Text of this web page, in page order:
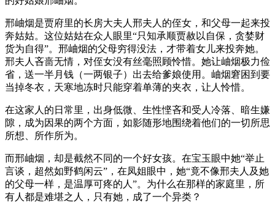
邢岫烟是贾府里的长房大夫人邢夫人的侄女，和父母一起来投
奔姑姑。这位姑姑在众人眼里“只知承顺贾赦以自保，贪婪财
货为自得”。邢岫烟的父母穷得没法，才带着女儿来投奔她。
邢夫人吝啬无情，对侄女没有丝毫照顾怜惜。她让岫烟极力俭
省，送一半月钱（一两银子）出去给爹娘使用。岫烟窘困到要
当掉冬衣，天寒地冻时只能穿着单薄的夹衣，让人怜惜。
在这家人的日常里，出身低微、生性悭吝和受人冷落、暗生嫌
隙，成为因果的两个方面，如影随形地围绕着他们的一切所思
所想、所作所为。
而邢岫烟，却是截然不同的一个好女孩。在宝玉眼中她“举止
言谈，超然如野鹤闲云”，在凤姐眼中，她“竟不像邢夫人及她
的父母一样，是温厚可疼的人”。为什么在那样的家庭里，所
有人都是难堪之人，只有她，成了一个异类？